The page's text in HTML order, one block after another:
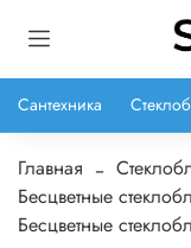
Сантехника
Главная
Бесцветные
Бесцветные